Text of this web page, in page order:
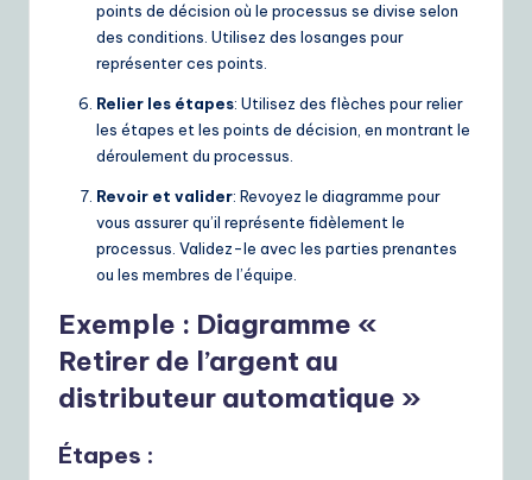
points de décision où le processus se divise selon
des conditions. Utilisez des losanges pour
représenter ces points.
Relier les étapes: Utilisez des flèches pour relier
les étapes et les points de décision, en montrant le
déroulement du processus.
Revoir et valider: Revoyez le diagramme pour
vous assurer qu’il représente fidèlement le
processus. Validez-le avec les parties prenantes
ou les membres de l’équipe.
Exemple : Diagramme «
Retirer de l’argent au
distributeur automatique »
Étapes :